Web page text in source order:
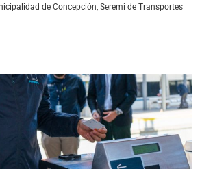
de Concepción Seremi de Transportes